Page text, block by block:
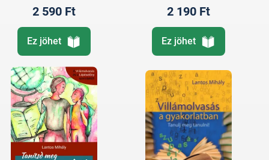
2 590 Ft
Ez jöhet
2 190 Ft
Ez jöhet